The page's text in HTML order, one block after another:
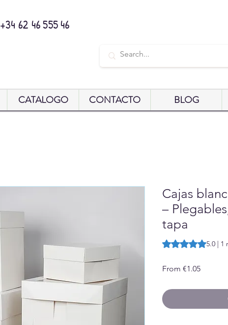
+34 62 46 555 46
CATALOGO CONTACTO BLOG
Cajas
–
tapa
Rating is 5.0 out of
5.0 | 1
From €1.05Sale